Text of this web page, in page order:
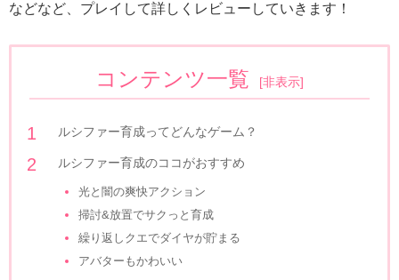
などなど、プレイして詳しくレビューしていきます！
コンテンツ一覧 [非表示]
ルシファー育成ってどんなゲーム？
ルシファー育成のココがおすすめ
光と闇の爽快アクション
掃討&放置でサクっと育成
繰り返しクエでダイヤが貯まる
アバターもかわいい